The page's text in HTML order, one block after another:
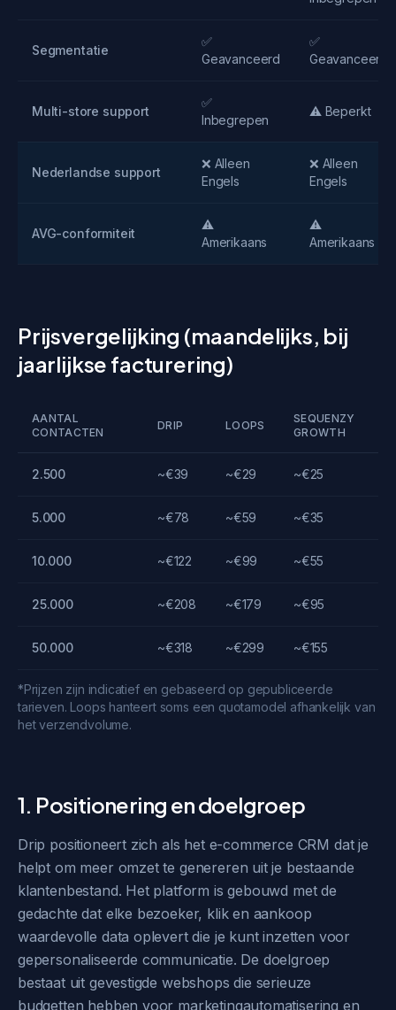
Segmentatie
✅
Geavanceerd
✅
Geavanceerd
Multi-store support
✅
Inbegrepen
⚠️ Beperkt
Nederlandse support
❌ Alleen
Engels
❌ Alleen
Engels
AVG-conformiteit
⚠️
Amerikaans
⚠️
Amerikaans
Prijsvergelijking (maandelijks, bij
jaarlijkse facturering)
AANTAL
CONTACTEN
DRIP LOOPS
SEQUENZY
GROWTH
2.500 ~€39 ~€29 ~€25
5.000 ~€78 ~€59 ~€35
10.000 ~€122 ~€99 ~€55
25.000 ~€208 ~€179 ~€95
50.000 ~€318 ~€299 ~€155
*Prijzen zijn indicatief en gebaseerd op gepubliceerde
tarieven. Loops hanteert soms een quotamodel afhankelijk van
het verzendvolume.
1. Positionering en doelgroep
Drip positioneert zich als het e-commerce CRM dat je
helpt om meer omzet te genereren uit je bestaande
klantenbestand. Het platform is gebouwd met de
gedachte dat elke bezoeker, klik en aankoop
waardevolle data oplevert die je kunt inzetten voor
gepersonaliseerde communicatie. De doelgroep
bestaat uit gevestigde webshops die serieuze
budgetten hebben voor marketingautomatisering en